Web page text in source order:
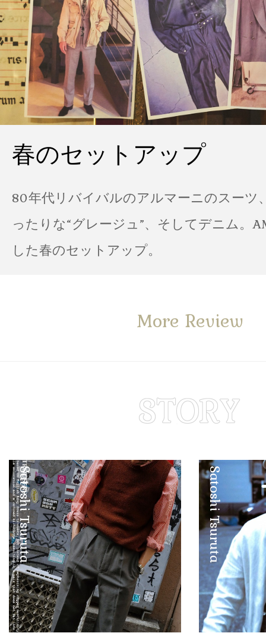
春のセットアップ
80年代リバイバルのアルマーニのスーツ
ったりな“グレージュ”、そしてデニム。
した春のセットアップ。
More Review
Satoshi Tsuruta Satoshi Tsuruta